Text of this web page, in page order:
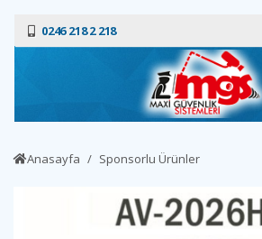
0246 218 2 218
Anasayfa Sponsorlu Ürünler